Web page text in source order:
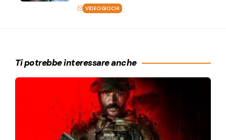
VIDEOGIOCHI
Ti potrebbe interessare anche